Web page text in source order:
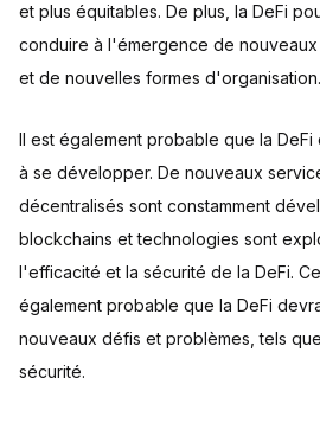
et plus équitables. De plus, la DeFi
conduire à l'émergence de
et de nouvelles formes d'organisation.
Il est également probable que la
à se développer. De nouveaux
décentralisés sont constamment
blockchains et technologies sont
l'efficacité et la sécurité de la DeFi.
également probable que la DeFi
nouveaux défis et problèmes, tels
sécurité.